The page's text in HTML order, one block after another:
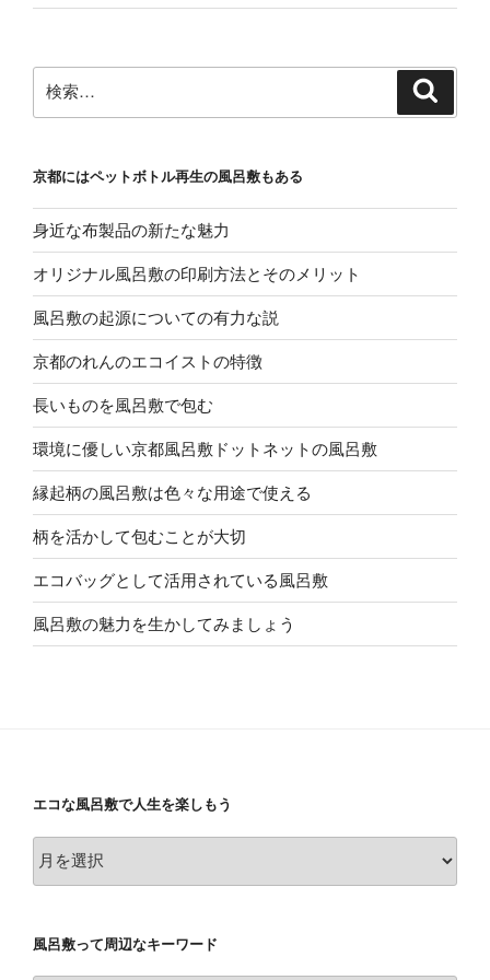
索:
京都にはペットボトル再生の風呂敷もある
身近な布製品の新たな魅力
オリジナル風呂敷の印刷方法とそのメリット
風呂敷の起源についての有力な説
京都のれんのエコイストの特徴
長いものを風呂敷で包む
環境に優しい京都風呂敷ドットネットの風呂敷
縁起柄の風呂敷は色々な用途で使える
柄を活かして包むことが大切
エコバッグとして活用されている風呂敷
風呂敷の魅力を生かしてみましょう
エコな風呂敷で人生を楽しもう
コ
呂
風呂敷って周辺なキーワード